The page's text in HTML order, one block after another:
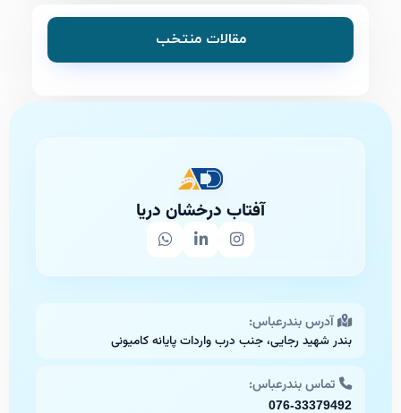
مقالات منتخب
آفتاب درخشان دریا
آدرس بندرعباس:
بندر شهید رجایی، جنب درب واردات پایانه کامیونی
تماس بندرعباس:
076-33379492